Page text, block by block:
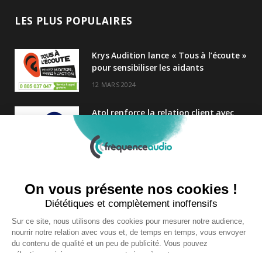
LES PLUS POPULAIRES
Krys Audition lance « Tous à l’écoute »
pour sensibiliser les aidants
12 MARS 2024
Atol renforce la relation client avec
une nouvelle campagne axée sur la
satisfaction
25 FÉVRIER 2025
Audition Conseil
27 MARS 2024